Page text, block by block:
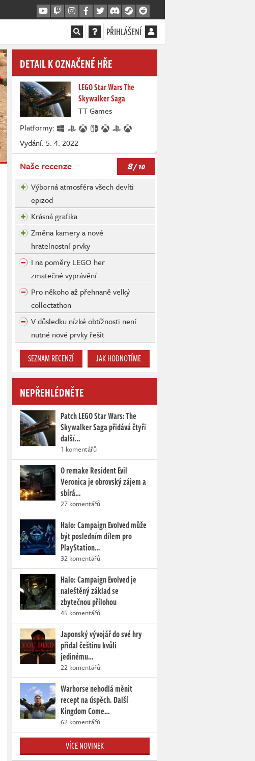
PŘIHLÁŠENÍ
DETAIL K OZNAČENÉ HŘE
LEGO Star Wars The
Skywalker Saga
TT Games
Platformy:
Vydání: 5. 4. 2022
Naše recenze 8/ 10
Výborná atmosféra všech devíti
epizod
Krásná grafika
Změna kamery a nové
hratelnostní prvky
I na poměry LEGO her
zmatečné vyprávění
Pro někoho až přehnaně velký
collectathon
V důsledku nízké obtížnosti není
nutné nové prvky řešit
SEZNAM RECENZÍ JAK HODNOTÍME
NEPŘEHLÉDNĚTE
Patch LEGO Star Wars: The
Skywalker Saga přidává čtyři
další…
1 komentářů
O remake Resident Evil
Veronica je obrovský zájem a
sbírá…
27 komentářů
Halo: Campaign Evolved může
být posledním dílem pro
PlayStation…
32 komentářů
Halo: Campaign Evolved je
naleštěný základ se
zbytečnou přílohou
45 komentářů
Japonský vývojář do své hry
přidal češtinu kvůli
jedinému…
22 komentářů
Warhorse nehodlá měnit
recept na úspěch. Další
Kingdom Come…
62 komentářů
VÍCE NOVINEK